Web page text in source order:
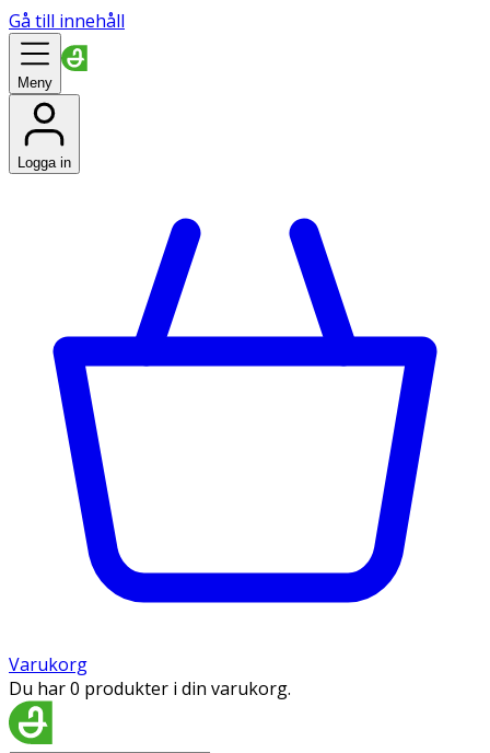
Gå till innehåll
Meny
Logga in
Varukorg
Du har 0 produkter i din varukorg.